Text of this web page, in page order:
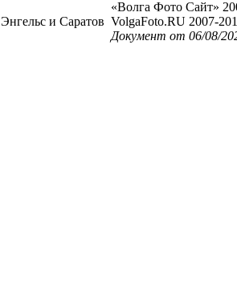
Энгельс и Саратов
«Волга Фото Сайт»
VolgaFoto.RU 2007-
Документ от 06/08/